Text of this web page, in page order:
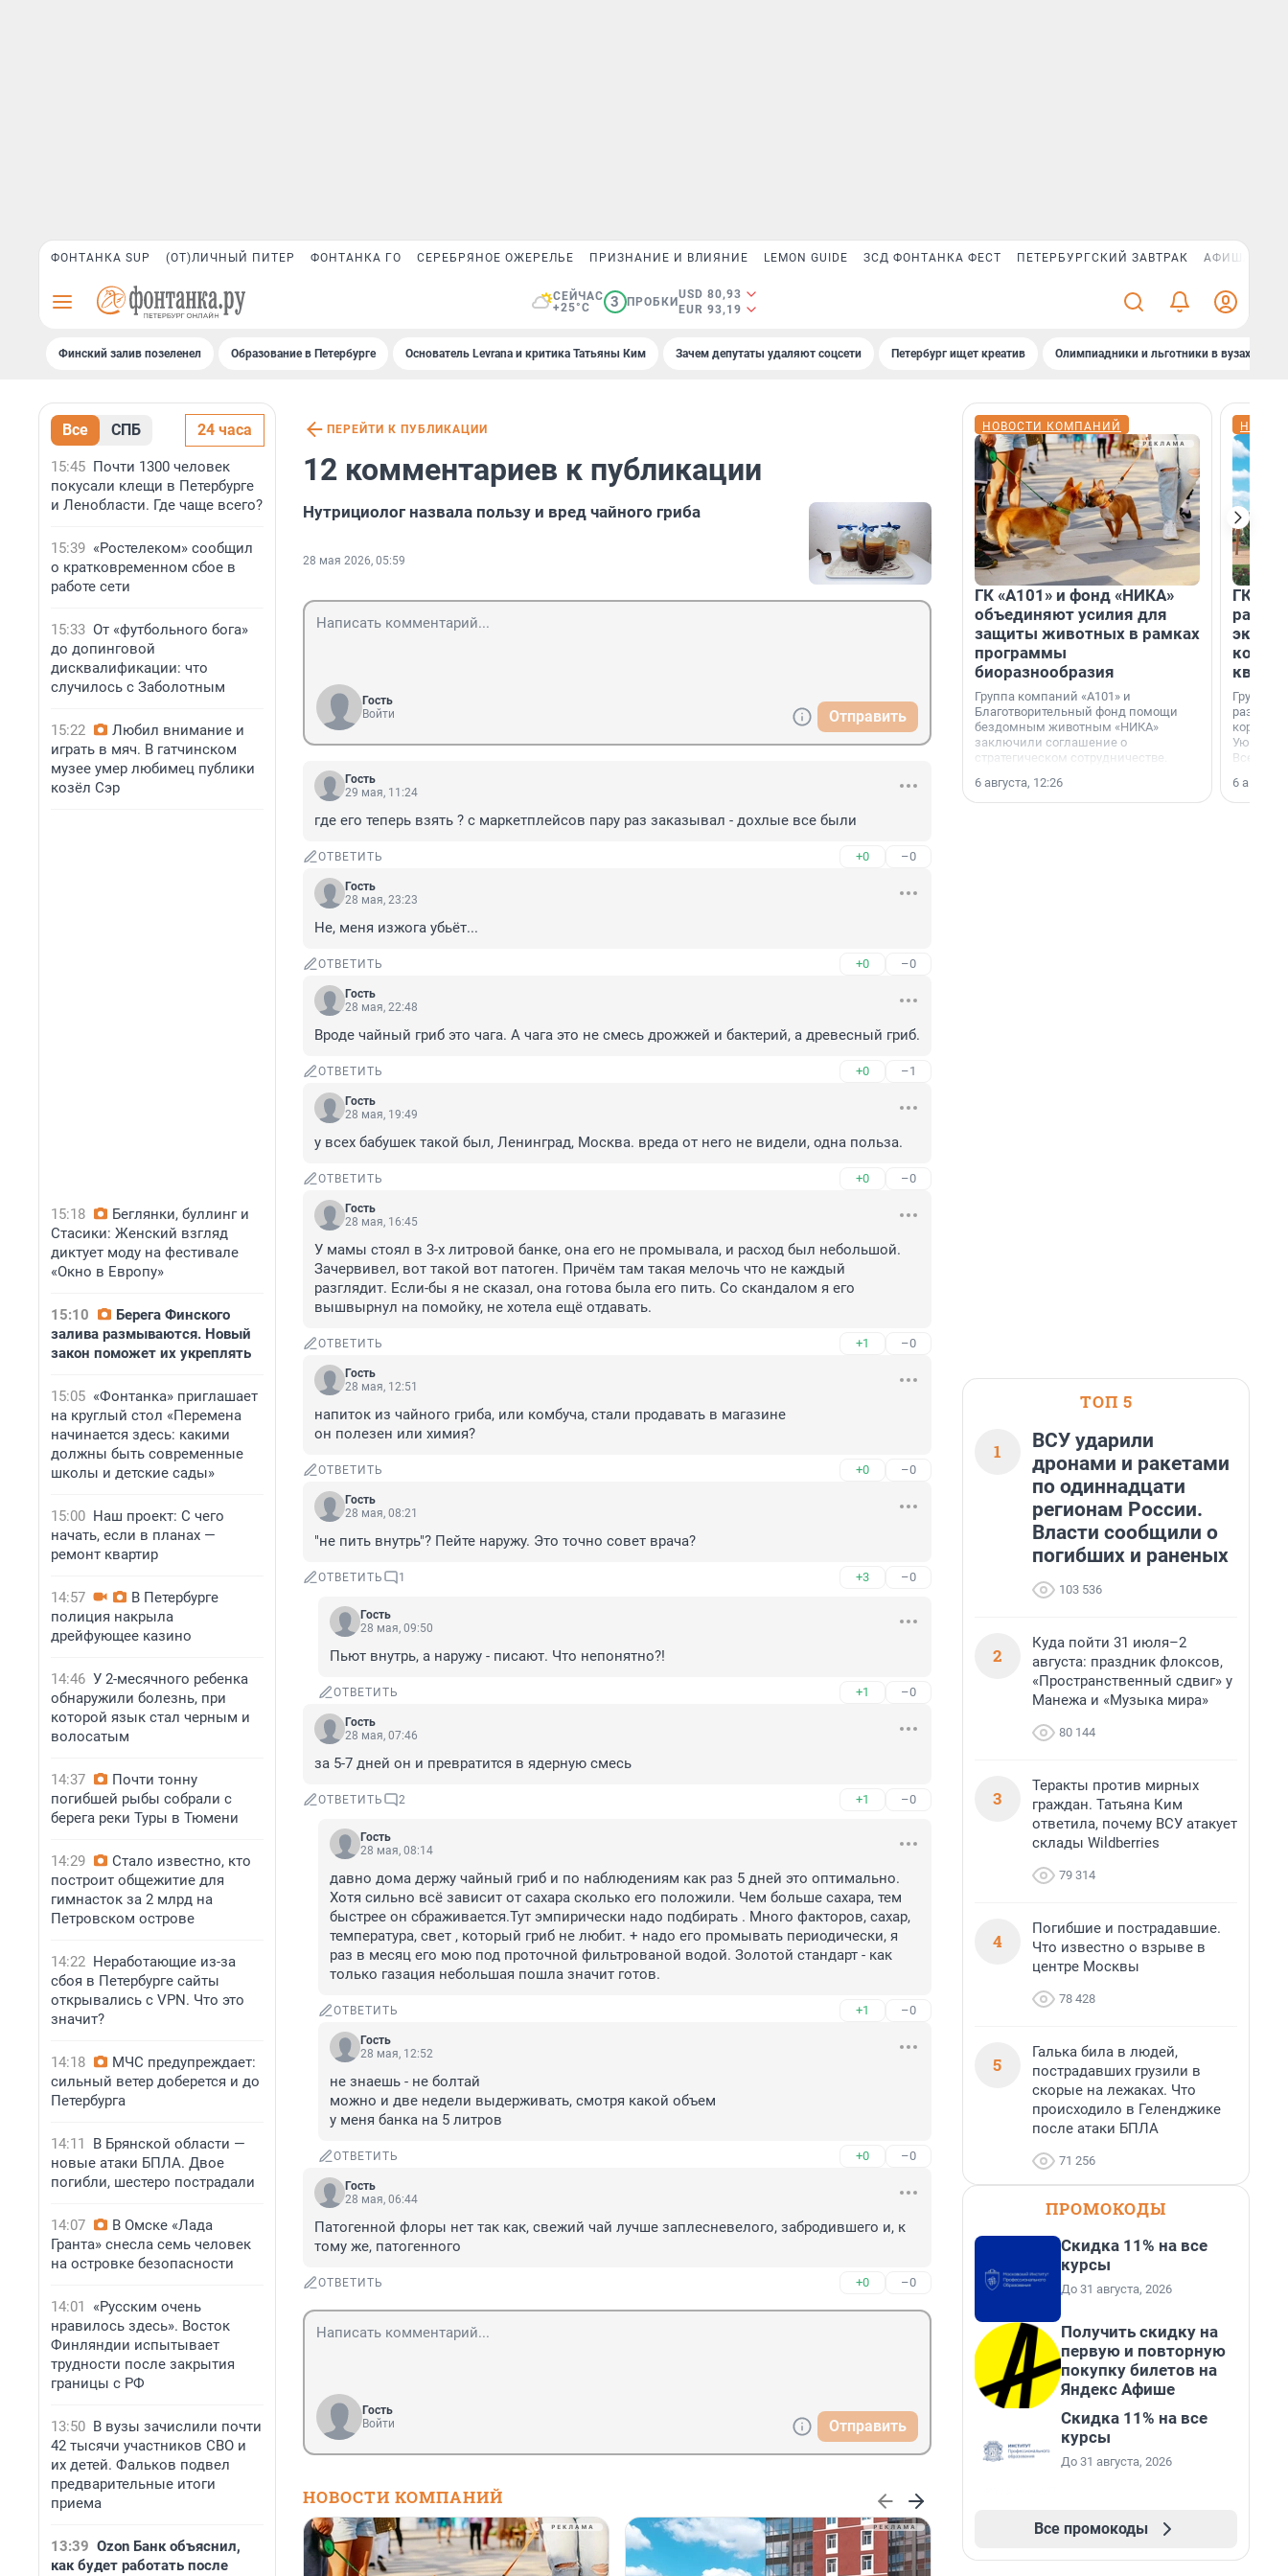
ФОНТАНКА SUP (ОТ)ЛИЧНЫЙ ПИТЕР ФОНТАНКА ГО СЕРЕБРЯНОЕ ОЖЕРЕЛЬЕ ПРИЗНАНИЕ И ВЛИЯНИЕ LEMON GUIDE ЗСД ФОНТАНКА ФЕСТ ПЕТЕРБУРГСКИЙ ЗАВТРАК АФИША PLUS
СЕЙЧАС
+25°C
3 ПРОБКИ
USD 80,93
EUR 93,19
Финский залив позеленел Образование в Петербурге Основатель Levrana и критика Татьяны Ким Зачем депутаты удаляют соцсети Петербург ищет креатив Олимпиадники и льготники в вузах СПб
Все СПБ 24 часа
15:45 Почти 1300 человек
покусали клещи в Петербурге
и Ленобласти. Где чаще всего?
15:39 «Ростелеком» сообщил
о кратковременном сбое в
работе сети
15:33 От «футбольного бога»
до допинговой
дисквалификации: что
случилось с Заболотным
15:22
Любил внимание и
играть в мяч. В гатчинском
музее умер любимец публики
козёл Сэр
15:18
Беглянки, буллинг и
Стасики: Женский взгляд
диктует моду на фестивале
«Окно в Европу»
15:10
Берега Финского
залива размываются. Новый
закон поможет их укреплять
15:05 «Фонтанка» приглашает
на круглый стол «Перемена
начинается здесь: какими
должны быть современные
школы и детские сады»
15:00 Наш проект: С чего
начать, если в планах —
ремонт квартир
14:57
В Петербурге
полиция накрыла
дрейфующее казино
14:46 У 2-месячного ребенка
обнаружили болезнь, при
которой язык стал черным и
волосатым
14:37
Почти тонну
погибшей рыбы собрали с
берега реки Туры в Тюмени
14:29
Стало известно, кто
построит общежитие для
гимнасток за 2 млрд на
Петровском острове
14:22 Неработающие из-за
сбоя в Петербурге сайты
открывались с VPN. Что это
значит?
14:18
МЧС предупреждает:
сильный ветер доберется и до
Петербурга
14:11
В Брянской области —
новые атаки БПЛА. Двое
погибли, шестеро пострадали
14:07
В Омске «Лада
Гранта» снесла семь человек
на островке безопасности
14:01
«Русским очень
нравилось здесь». Восток
Финляндии испытывает
трудности после закрытия
границы с РФ
13:50 В вузы зачислили почти
42 тысячи участников СВО и
их детей. Фальков подвел
предварительные итоги
приема
13:39 Ozon Банк объяснил,
как будет работать после
ПЕРЕЙТИ К ПУБЛИКАЦИИ
12 комментариев к публикации
Нутрициолог назвала пользу и вред чайного гриба
28 мая 2026, 05:59
Гость
Войти
Отправить
Гость
29 мая, 11:24
где его теперь взять ? с маркетплейсов пару раз заказывал - дохлые все были
ОТВЕТИТЬ +0 –0
Гость
28 мая, 23:23
Не, меня изжога убьёт...
ОТВЕТИТЬ +0 –0
Гость
28 мая, 22:48
Вроде чайный гриб это чага. А чага это не смесь дрожжей и бактерий, а древесный гриб.
ОТВЕТИТЬ +0 –1
Гость
28 мая, 19:49
у всех бабушек такой был, Ленинград, Москва. вреда от него не видели, одна польза.
ОТВЕТИТЬ +0 –0
Гость
28 мая, 16:45
У мамы стоял в 3-х литровой банке, она его не промывала, и расход был небольшой.
Зачервивел, вот такой вот патоген. Причём там такая мелочь что не каждый
разглядит. Если-бы я не сказал, она готова была его пить. Со скандалом я его
вышвырнул на помойку, не хотела ещё отдавать.
ОТВЕТИТЬ +1 –0
Гость
28 мая, 12:51
напиток из чайного гриба, или комбуча, стали продавать в магазине
он полезен или химия?
ОТВЕТИТЬ +0 –0
Гость
28 мая, 08:21
"не пить внутрь"? Пейте наружу. Это точно совет врача?
ОТВЕТИТЬ 1 +3 –0
Гость
28 мая, 09:50
Пьют внутрь, а наружу - писают. Что непонятно?!
ОТВЕТИТЬ +1 –0
Гость
28 мая, 07:46
за 5-7 дней он и превратится в ядерную смесь
ОТВЕТИТЬ 2 +1 –0
Гость
28 мая, 08:14
давно дома держу чайный гриб и по наблюдениям как раз 5 дней это оптимально.
Хотя сильно всё зависит от сахара сколько его положили. Чем больше сахара, тем
быстрее он сбраживается.Тут эмпирически надо подбирать . Много факторов, сахар,
температура, свет , который гриб не любит. + надо его промывать периодически, я
раз в месяц его мою под проточной фильтрованой водой. Золотой стандарт - как
только газация небольшая пошла значит готов.
ОТВЕТИТЬ +1 –0
Гость
28 мая, 12:52
не знаешь - не болтай
можно и две недели выдерживать, смотря какой объем
у меня банка на 5 литров
ОТВЕТИТЬ +0 –0
Гость
28 мая, 06:44
Патогенной флоры нет так как, свежий чай лучше заплесневелого, забродившего и, к
тому же, патогенного
ОТВЕТИТЬ +0 –0
Гость
Войти
Отправить
НОВОСТИ КОМПАНИЙ
НОВОСТИ КОМПАНИЙ
ГК «А101» и фонд «НИКА»
объединяют усилия для
защиты животных в рамках
программы
биоразнообразия
Группа компаний «А101» и
Благотворительный фонд помощи
бездомным животным «НИКА»
заключили соглашение о
стратегическом сотрудничестве.
6 августа, 12:26
ГК
Группа
корпуса
Уютный
6
ТОП 5
1
ВСУ ударили
дронами и ракетами
по одиннадцати
регионам России.
Власти сообщили о
погибших и раненых
103 536
2
Куда пойти 31 июля–2
августа: праздник флоксов,
«Пространственный сдвиг» у
Манежа и «Музыка мира»
80 144
3
Теракты против мирных
граждан. Татьяна Ким
ответила, почему ВСУ атакует
склады Wildberries
79 314
4
Погибшие и пострадавшие.
Что известно о взрыве в
центре Москвы
78 428
5
Галька била в людей,
пострадавших грузили в
скорые на лежаках. Что
происходило в Геленджике
после атаки БПЛА
71 256
ПРОМОКОДЫ
Скидка 11% на все
курсы
До 31 августа, 2026
Получить скидку на
первую и повторную
покупку билетов на
Яндекс Афише
Скидка 11% на все
курсы
До 31 августа, 2026
Все промокоды